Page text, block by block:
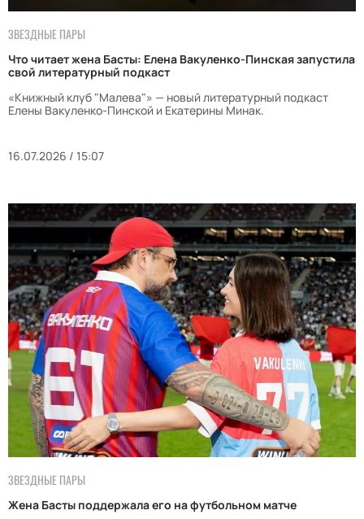
ЗВЕЗДНЫЕ ПАРЫ
Что читает жена Басты: Елена Вакуленко-Пинская запустила
свой литературный подкаст
«Книжный клуб "Малева"» — новый литературный подкаст
Елены Вакуленко-Пинской и Екатерины Минак.
16.07.2026 / 15:07
ЗВЕЗДНЫЕ ПАРЫ
Жена Басты поддержала его на футбольном матче